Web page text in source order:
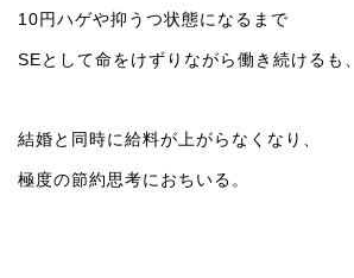
10円ハゲや抑うつ状態になるまで
SEとして命をけずりながら働き続けるも、
結婚と同時に給料が上がらなくなり、
極度の節約思考におちいる。